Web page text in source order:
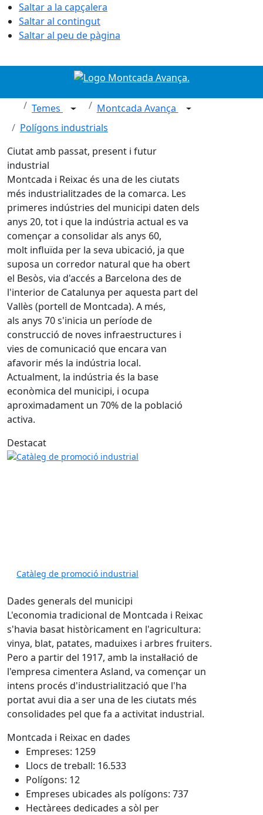
Saltar a la capçalera
Saltar al contingut
Saltar al peu de pàgina
Temes
Montcada Avança
Polígons industrials
Ciutat amb passat, present i futur
industrial
Montcada i Reixac és una de les ciutats
més industrialitzades de la comarca. Les
primeres indústries del municipi daten dels
anys 20, tot i que la indústria actual es va
començar a consolidar als anys 60,
molt influïda per la seva ubicació, ja que
suposa un corredor natural que ha obert
el Besòs, via d'accés a Barcelona des de
l'interior de Catalunya per aquesta part del
Vallès (portell de Montcada). A més,
als anys 70 s'inicia un període de
construcció de noves infraestructures i
vies de comunicació que encara van
afavorir més la indústria local.
Actualment, la indústria és la base
econòmica del municipi, i ocupa
aproximadament un 70% de la població
activa.
Destacat
Catàleg de promoció industrial
Dades generals del municipi
L'economia tradicional de Montcada i Reixac
s'havia basat històricament en l'agricultura:
vinya, blat, patates, maduixes i arbres fruiters.
Pero a partir del 1917, amb la instal·lació de
l'empresa cimentera Asland, va començar un
intens procés d'industrialització que l'ha
portat avui dia a ser una de les ciutats més
consolidades pel que fa a activitat industrial.
Montcada i Reixac en dades
Empreses: 1259
Llocs de treball: 16.533
Polígons: 12
Empreses ubicades als polígons: 737
Hectàrees dedicades a sòl per